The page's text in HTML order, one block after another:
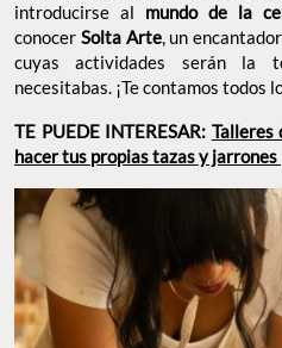
introducirse al mundo de la
conocer Solta Arte, un
cuyas actividades serán la
necesitabas. ¡Te contamos todos
TE PUEDE INTERESAR: Talleres
hacer tus propias tazas y jarrones